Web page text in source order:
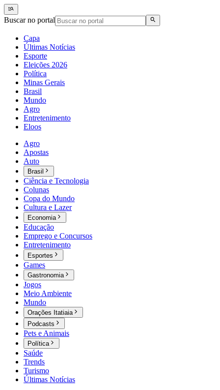
Buscar no portal
Capa
Últimas Notícias
Esporte
Eleições 2026
Política
Minas Gerais
Brasil
Mundo
Agro
Entretenimento
Eloos
Agro
Apostas
Auto
Brasil
Ciência e Tecnologia
Colunas
Copa do Mundo
Cultura e Lazer
Economia
Educação
Emprego e Concursos
Entretenimento
Esportes
Games
Gastronomia
Jogos
Meio Ambiente
Mundo
Orações Itatiaia
Podcasts
Pets e Animais
Política
Saúde
Trends
Turismo
Últimas Notícias